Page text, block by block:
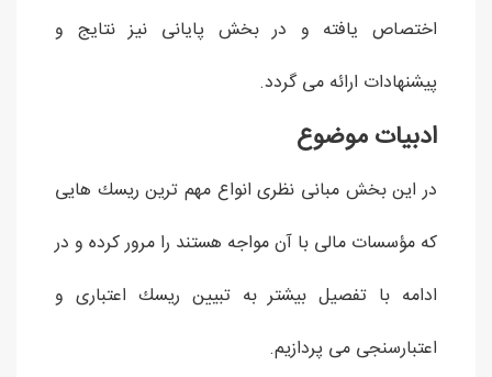
اختصاص یافته و در بخش پایانی نیز نتایج و
پیشنهادات ارائه می گردد.
ادبیات موضوع
در اين بخش مبانی نظری انواع مهم ترين ريسك هايی
كه مؤسسات مالی با آن مواجه هستند را مرور كرده و در
ادامه با تفصيل بيشتر به تبيين ريسك اعتباری و
اعتبارسنجی می پردازيم.